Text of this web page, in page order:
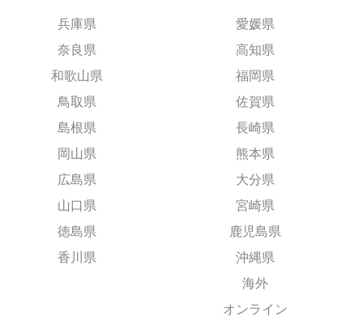
兵庫県
奈良県
和歌山県
鳥取県
島根県
岡山県
広島県
山口県
徳島県
香川県
愛媛県
高知県
福岡県
佐賀県
長崎県
熊本県
大分県
宮崎県
鹿児島県
沖縄県
海外
オンライン